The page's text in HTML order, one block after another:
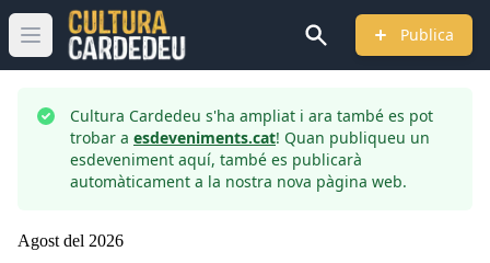
Obrir menú principal Publica
Cultura Cardedeu s'ha ampliat i ara també es pot
trobar a esdeveniments.cat! Quan publiqueu un
esdeveniment aquí, també es publicarà
automàticament a la nostra nova pàgina web.
Agost del 2026